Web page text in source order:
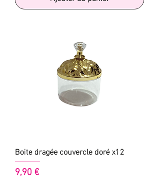
Boite dragée couvercle doré x12
Prix
9,90 €